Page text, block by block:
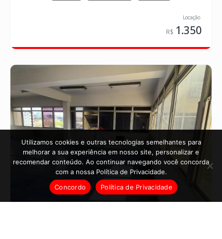
1.350
Utilizamos cookies e outras tecnologias semelhantes para
melhorar a sua experiência em nosso site, personalizar e
recomendar conteúdo. Ao continuar navegando você concorda
com a nossa Política de Privacidade.
Concordo
Política de Privacidade